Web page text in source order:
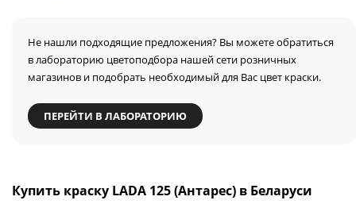
Не нашли подходящие предложения? Вы можете обратиться
в лабораторию цветоподбора нашей сети розничных
магазинов и подобрать необходимый для Вас цвет краски.
ПЕРЕЙТИ В ЛАБОРАТОРИЮ
Купить краску LADA 125 (Антарес) в Беларуси